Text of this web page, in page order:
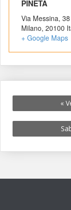
PINETA
Via Messina, 38
Milano, 20100
+ Google Map
«